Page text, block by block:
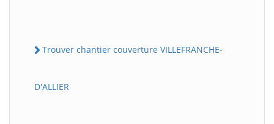
Trouver chantier couverture VILLEFRANCHE-
D'ALLIER